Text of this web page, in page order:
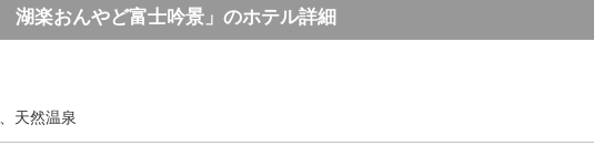
湖楽おんやど富士吟景」のホテル詳細
天然温泉